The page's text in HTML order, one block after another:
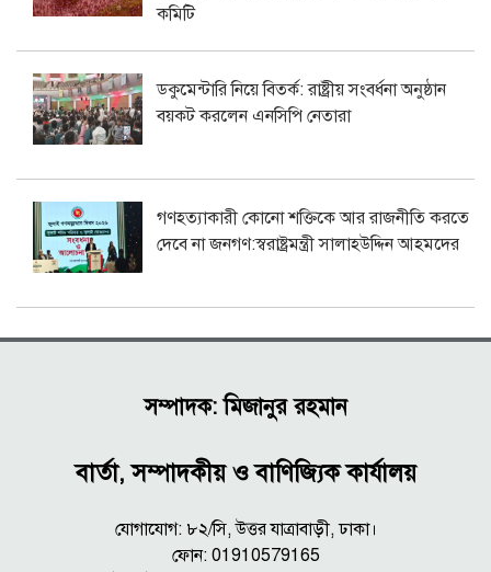
কমিটি
ডকুমেন্টারি নিয়ে বিতর্ক: রাষ্ট্রীয় সংবর্ধনা অনুষ্ঠান
বয়কট করলেন এনসিপি নেতারা
গণহত্যাকারী কোনো শক্তিকে আর রাজনীতি করতে
দেবে না জনগণ:স্বরাষ্ট্রমন্ত্রী সালাহউদ্দিন আহমদের
সম্পাদক: মিজানুর রহমান
বার্তা, সম্পাদকীয় ও বাণিজ্যিক কার্যালয়
যোগাযোগ: ৮২/সি, উত্তর যাত্রাবাড়ী, ঢাকা।
ফোন: 01910579165